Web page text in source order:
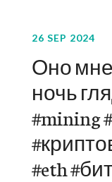
26 SEP 2024
Оно
ночь
#mining
#eth